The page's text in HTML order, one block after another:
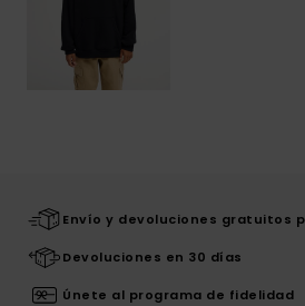
Envío y devoluciones gratuitos
Devoluciones en 30 días
Únete al programa de fidelidad